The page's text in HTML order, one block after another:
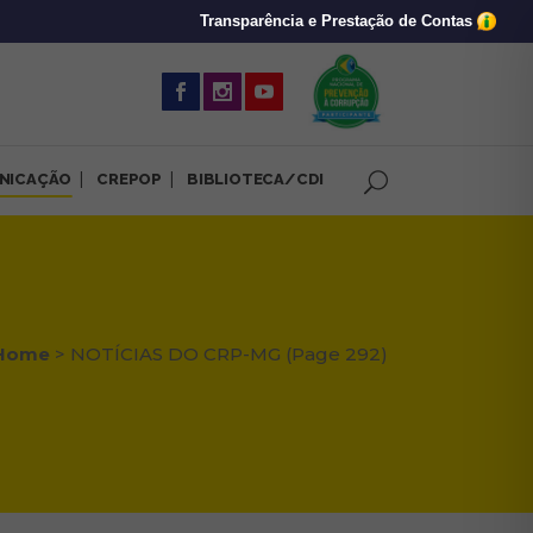
Transparência e Prestação de Contas
CREPOP BIBLIOTECA/CDI
> NOTÍCIAS DO CRP-MG (Page 292)